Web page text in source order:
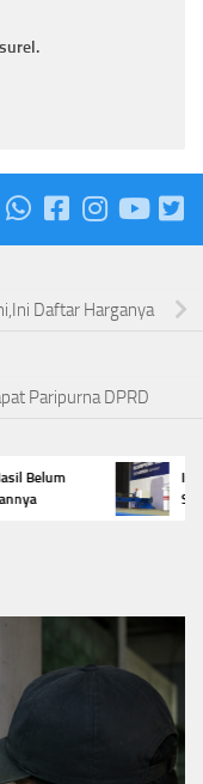
Daftar Harganya
Paripurna DPRD